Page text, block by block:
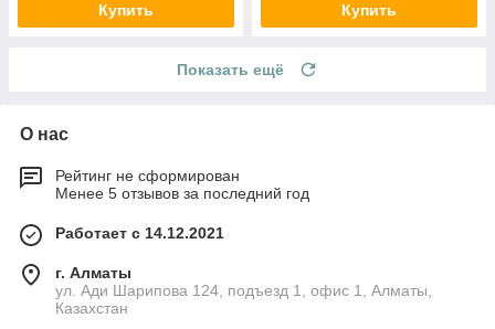
Купить Купить
Показать ещё
О нас
Рейтинг не сформирован
Менее 5 отзывов за последний год
Работает с 14.12.2021
г. Алматы
ул. Ади Шарипова 124, подъезд 1, офис 1, Алматы,
Казахстан